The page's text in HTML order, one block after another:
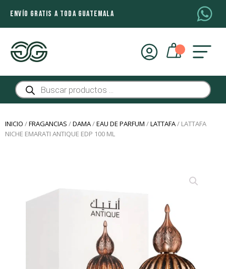
ENVÍO GRATIS A TODA GUATEMALA
Búsqueda
de
productos
INICIO /FRAGANCIAS /DAMA/EAU DE PARFUM /LATTAFA/ LATTAFA
NICHE EMARATI ANTIQUE EDP 100 ML